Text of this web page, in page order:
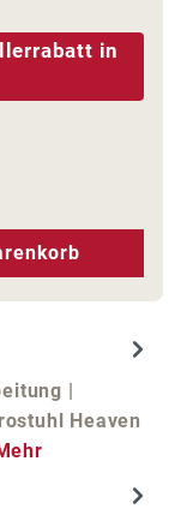
in
|
Heaven